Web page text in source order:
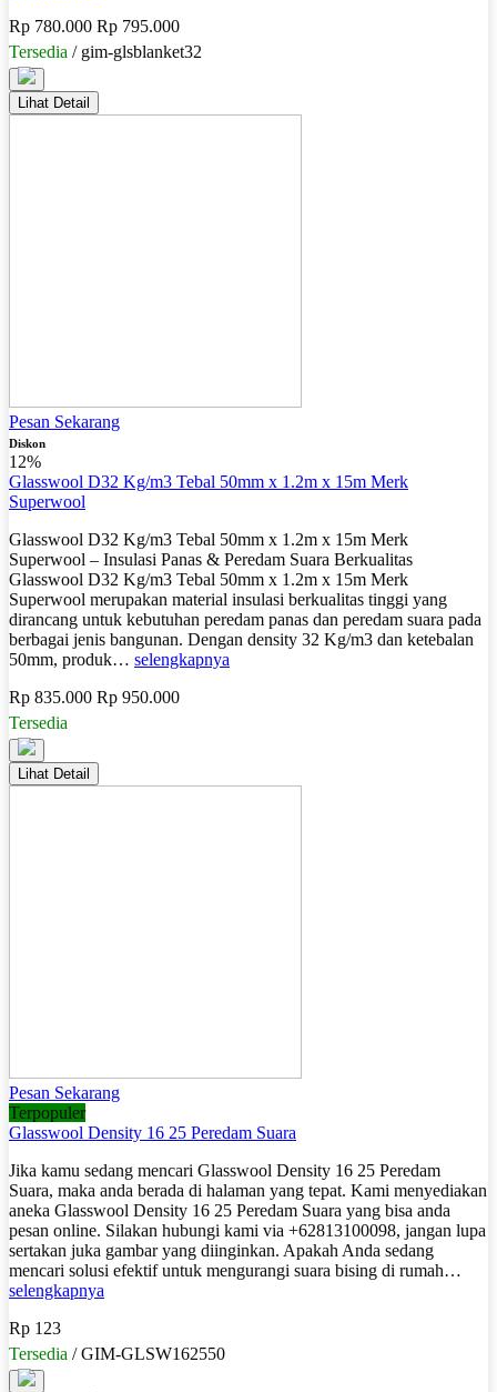
Rp 780.000 Rp 795.000
Tersedia / gim-glsblanket32
Lihat Detail
Pesan Sekarang
Diskon
12%
Glasswool D32 Kg/m3 Tebal 50mm x 1.2m x 15m Merk
Superwool
Glasswool D32 Kg/m3 Tebal 50mm x 1.2m x 15m Merk
Superwool – Insulasi Panas & Peredam Suara Berkualitas
Glasswool D32 Kg/m3 Tebal 50mm x 1.2m x 15m Merk
Superwool merupakan material insulasi berkualitas tinggi yang
dirancang untuk kebutuhan peredam panas dan peredam suara pada
berbagai jenis bangunan. Dengan density 32 Kg/m3 dan ketebalan
50mm, produk… selengkapnya
Rp 835.000 Rp 950.000
Tersedia
Lihat Detail
Pesan Sekarang
Terpopuler
Glasswool Density 16 25 Peredam Suara
Jika kamu sedang mencari Glasswool Density 16 25 Peredam
Suara, maka anda berada di halaman yang tepat. Kami menyediakan
aneka Glasswool Density 16 25 Peredam Suara yang bisa anda
pesan online. Silakan hubungi kami via +62813100098, jangan lupa
sertakan juka gambar yang diinginkan. Apakah Anda sedang
mencari solusi efektif untuk mengurangi suara bising di rumah…
selengkapnya
Rp 123
Tersedia / GIM-GLSW162550